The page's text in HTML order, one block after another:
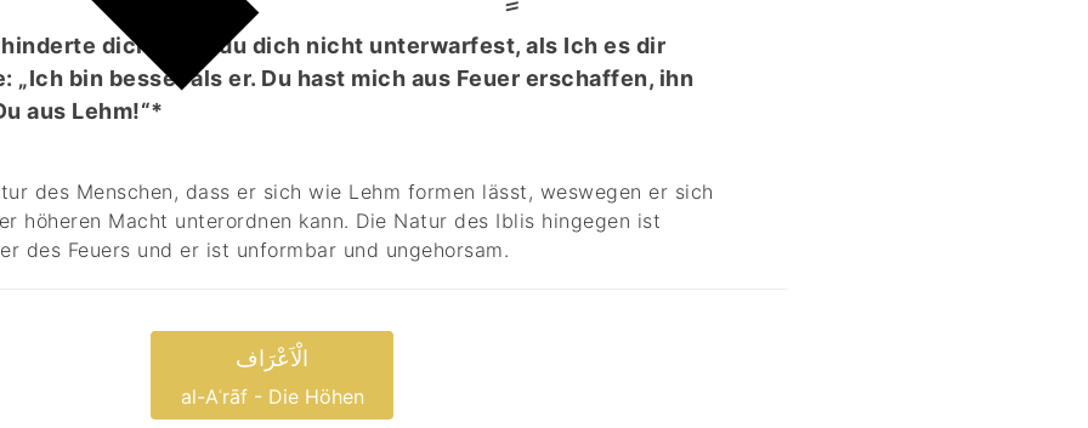
hinderte dich, dass du dich nicht unterwarfest, als Ich es dir
„Ich bin besser als er. Du hast mich aus Feuer erschaffen, ihn
aus Lehm!“*
des Menschen, dass er sich wie Lehm formen lässt, weswegen er sich
höheren Macht unterordnen kann. Die Natur des Iblis hingegen ist
des Feuers und er ist unformbar und ungehorsam.
الْاَعْرَاف
al-Aʿrāf - Die Höhen